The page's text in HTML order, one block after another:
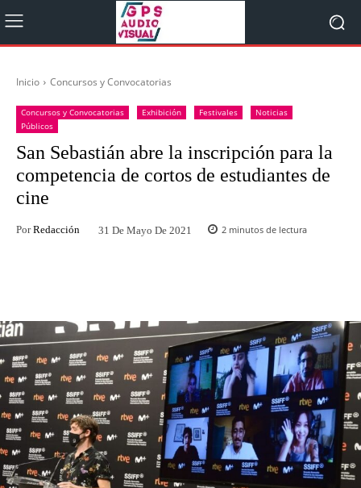
Inicio Concursos y Convocatorias
Concursos y Convocatorias Exhibición Festivales
Noticias
Públicos
San Sebastián abre la inscripción para la
competencia de cortos de estudiantes de
cine
Por Redacción 31 De Mayo De 2021 2 minutos de lectura